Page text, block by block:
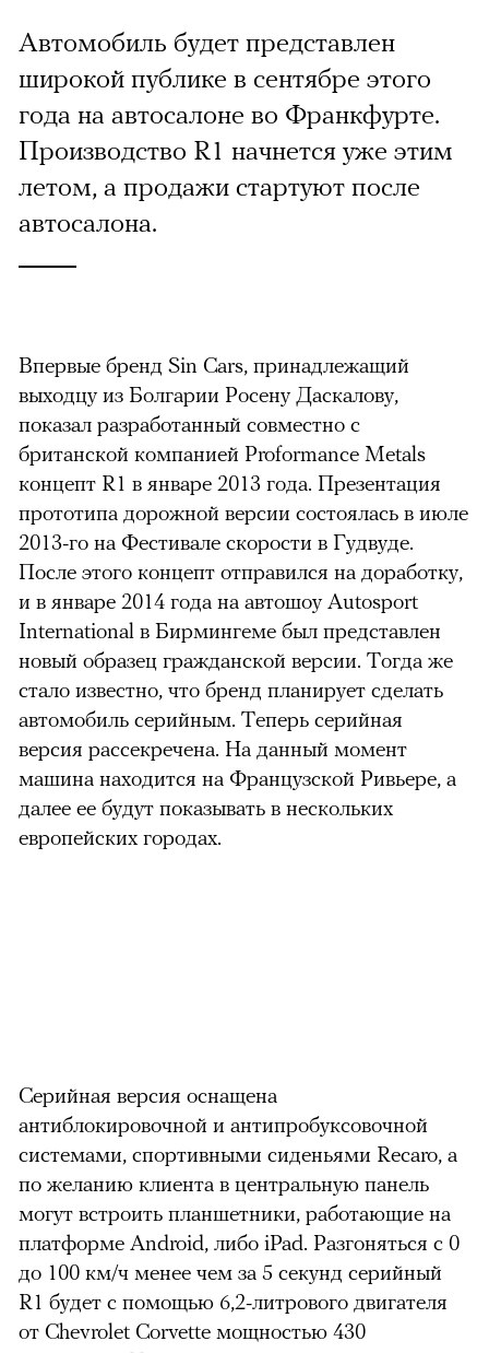
Автомобиль будет представлен
широкой публике в сентябре этого
года на автосалоне во Франкфурте.
Производство R1 начнется уже этим
летом, а продажи стартуют после
автосалона.
Впервые бренд Sin Cars, принадлежащий
выходцу из Болгарии Росену Даскалову,
показал разработанный совместно с
британской компанией Proformance Metals
концепт R1 в январе 2013 года. Презентация
прототипа дорожной версии состоялась в июле
2013-го на Фестивале скорости в Гудвуде.
После этого концепт отправился на доработку,
и в январе 2014 года на автошоу Autosport
International в Бирмингеме был представлен
новый образец гражданской версии. Тогда же
стало известно, что бренд планирует сделать
автомобиль серийным. Теперь серийная
версия рассекречена. На данный момент
машина находится на Французской Ривьере, а
далее ее будут показывать в нескольких
европейских городах.
Серийная версия оснащена
антиблокировочной и антипробуксовочной
системами, спортивными сиденьями Recaro, а
по желанию клиента в центральную панель
могут встроить планшетники, работающие на
платформе Android, либо iPad. Разгоняться с 0
до 100 км/ч менее чем за 5 секунд серийный
R1 будет с помощью 6,2-литрового двигателя
от Chevrolet Corvette мощностью 430